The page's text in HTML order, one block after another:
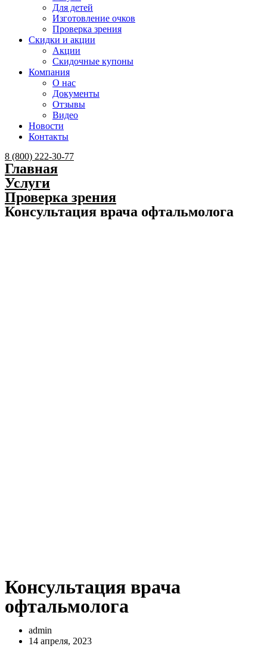
Для детей
Изготовление очков
Проверка зрения
Скидки и акции
Акции
Скидочные купоны
Компания
О нас
Документы
Отзывы
Видео
Новости
Контакты
Menu
8 (800) 222-30-77
Главная
Услуги
Проверка зрения
Консультация врача офтальмолога
Консультация врача
офтальмолога
admin
14 апреля, 2023